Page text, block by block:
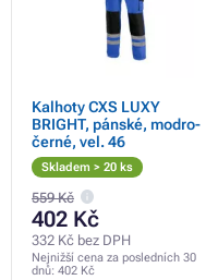
Kalhoty CXS LUXY
BRIGHT, pánské, modro-
černé, vel. 46
Skladem > 20 ks
559 Kč
402 Kč
332 Kč bez DPH
Nejnižší cena za posledních 30
dnů: 402 Kč